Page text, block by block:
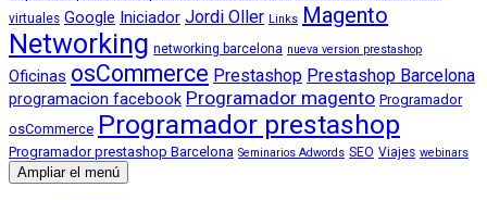
virtuales Google Iniciador Jordi Oller Links Magento
Networking networking barcelona nueva version prestashop
Oficinas osCommerce Prestashop Prestashop Barcelona
programacion facebook Programador magento Programador
osCommerce Programador prestashop
Programador prestashop Barcelona Seminarios Adwords SEO Viajes webinars
Ampliar el menú